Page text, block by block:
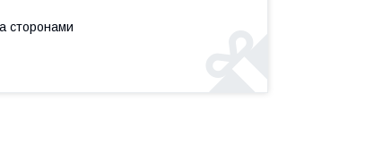
сторонами